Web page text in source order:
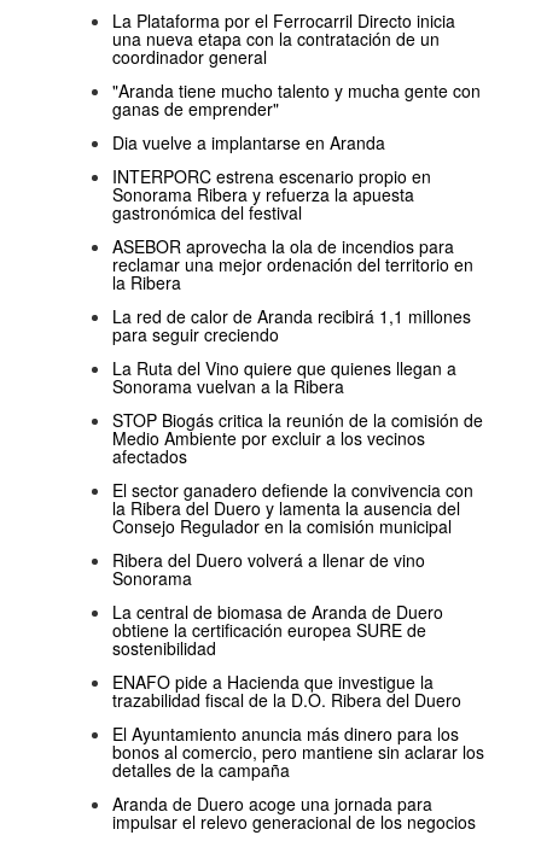
La Plataforma por el Ferrocarril Directo inicia
una nueva etapa con la contratación de un
coordinador general
"Aranda tiene mucho talento y mucha gente con
ganas de emprender"
Dia vuelve a implantarse en Aranda
INTERPORC estrena escenario propio en
Sonorama Ribera y refuerza la apuesta
gastronómica del festival
ASEBOR aprovecha la ola de incendios para
reclamar una mejor ordenación del territorio en
la Ribera
La red de calor de Aranda recibirá 1,1 millones
para seguir creciendo
La Ruta del Vino quiere que quienes llegan a
Sonorama vuelvan a la Ribera
STOP Biogás critica la reunión de la comisión de
Medio Ambiente por excluir a los vecinos
afectados
El sector ganadero defiende la convivencia con
la Ribera del Duero y lamenta la ausencia del
Consejo Regulador en la comisión municipal
Ribera del Duero volverá a llenar de vino
Sonorama
La central de biomasa de Aranda de Duero
obtiene la certificación europea SURE de
sostenibilidad
ENAFO pide a Hacienda que investigue la
trazabilidad fiscal de la D.O. Ribera del Duero
El Ayuntamiento anuncia más dinero para los
bonos al comercio, pero mantiene sin aclarar los
detalles de la campaña
Aranda de Duero acoge una jornada para
impulsar el relevo generacional de los negocios